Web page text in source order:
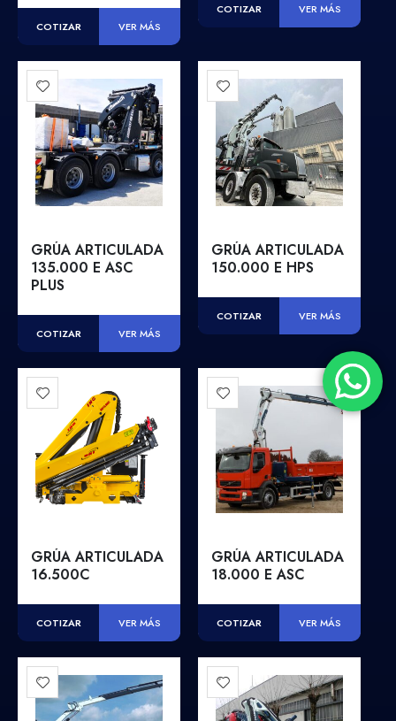
COTIZAR VER MÁS
COTIZAR VER MÁS
GRÚA ARTICULADA
135.000 E ASC
PLUS
COTIZAR VER MÁS
GRÚA ARTICULADA
150.000 E HPS
COTIZAR VER MÁS
GRÚA ARTICULADA
16.500C
COTIZAR VER MÁS
GRÚA ARTICULADA
18.000 E ASC
COTIZAR VER MÁS